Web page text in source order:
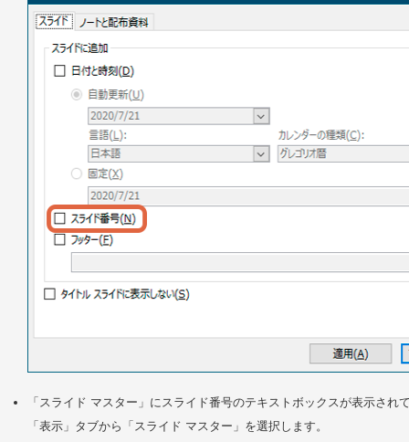
「スライド マスター」にスライド番号のテキストボックスが表示され
「表示」タブから「スライド マスター」を選択します。